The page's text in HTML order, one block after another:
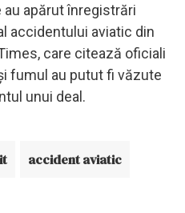
apărut înregistrări
accidentului aviatic din
care citează oficiali
fumul au putut fi văzute
unui deal.
accident aviatic